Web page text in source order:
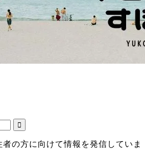
の方に向けて情報を発信していま